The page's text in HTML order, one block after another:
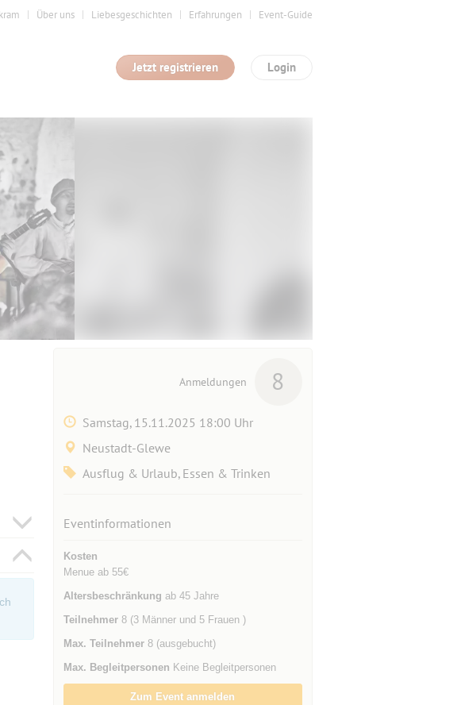
Über uns Liebesgeschichten Erfahrungen Event-Guide
Login
Jetzt registrieren
Anmeldungen 8
Samstag, 15.11.2025 18:00 Uhr
Neustadt-Glewe
Ausflug & Urlaub, Essen & Trinken
Eventinformationen
Kosten
Menue ab 55€
Altersbeschränkung ab 45 Jahre
Teilnehmer8 (3 Männer und 5 Frauen )
Max. Teilnehmer8 (ausgebucht)
Max. Begleitpersonen Keine Begleitpersonen
Zum Event anmelden